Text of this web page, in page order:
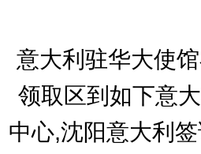
意大利驻华大使
领取区到如下意
中心,沈阳意大利